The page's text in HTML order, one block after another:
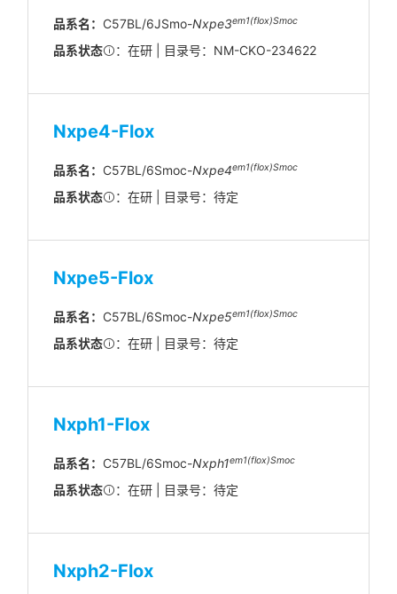
品系名： C57BL/6JSmo-Nxpe3em1(flox)Smoc
品系状态 ：在研 | 目录号：NM-CKO-234622
Nxpe4-Flox
品系名： C57BL/6Smoc-Nxpe4em1(flox)Smoc
品系状态 ：在研 | 目录号：待定
Nxpe5-Flox
品系名： C57BL/6Smoc-Nxpe5em1(flox)Smoc
品系状态 ：在研 | 目录号：待定
Nxph1-Flox
品系名： C57BL/6Smoc-Nxph1em1(flox)Smoc
品系状态 ：在研 | 目录号：待定
Nxph2-Flox